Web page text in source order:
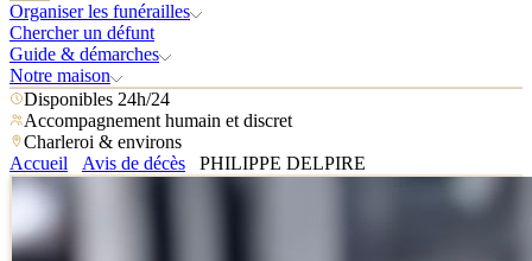
Organiser les funérailles
Chercher un défunt
Guide & démarches
Notre maison
Disponibles 24h/24
Accompagnement humain et discret
Charleroi & environs
Accueil
Avis de décès PHILIPPE DELPIRE